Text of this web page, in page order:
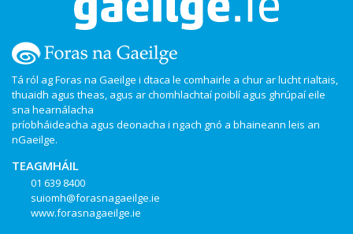
Tá ról ag Foras na Gaeilge i dtaca le comhairle a chur ar lucht rialtais,
thuaidh agus theas, agus ar chomhlachtaí poiblí agus ghrúpaí eile
sna hearnálacha
príobháideacha agus deonacha i ngach gnó a bhaineann leis an
nGaeilge.
TEAGMHÁIL
01 639 8400
suiomh@forasnagaeilge.ie
www.forasnagaeilge.ie